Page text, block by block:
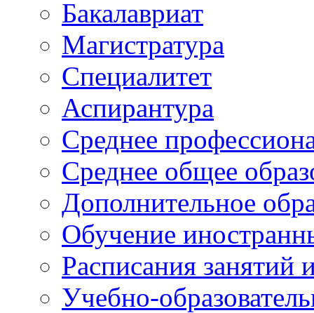
Бакалавриат
Магистратура
Специалитет
Аспирантура
Среднее
Среднее общее
Дополнительное
Обучение
Расписания занятий
Учебно-